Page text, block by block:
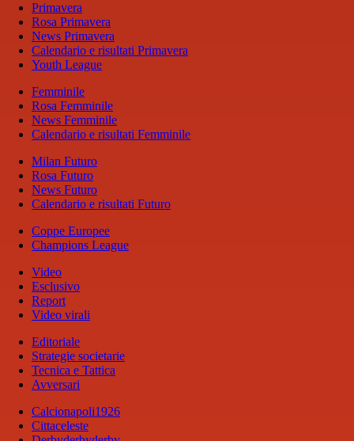
Primavera
Rosa Primavera
News Primavera
Calendario e risultati Primavera
Youth League
Femminile
Rosa Femminile
News Femminile
Calendario e risultati Femminile
Milan Futuro
Rosa Futuro
News Futuro
Calendario e risultati Futuro
Coppe Europee
Champions League
Video
Esclusivo
Report
Video virali
Editoriale
Strategie societarie
Tecnica e Tattica
Avversari
Calcionapoli1926
Cittaceleste